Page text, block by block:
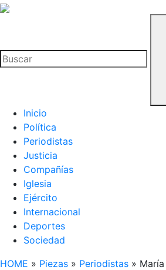
La
Buitre
Inicio
Política
Periodistas
Justicia
Compañías
Iglesia
Ejército
Internacional
Deportes
Sociedad
HOME » Piezas » Periodistas »